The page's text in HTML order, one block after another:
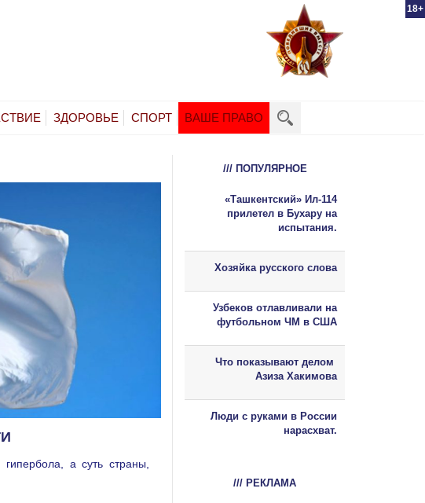
18+
ЗДОРОВЬЕ СПОРТ ВАШЕ ПРАВО
а суть страны,
/// ПОПУЛЯРНОЕ
«Ташкентский» Ил-114
прилетел в Бухару на
испытания.
Хозяйка русского слова
Узбеков отлавливали на
футбольном ЧМ в США
Что показывают делом
Азиза Хакимова
Люди с руками в России
нарасхват.
/// РЕКЛАМА